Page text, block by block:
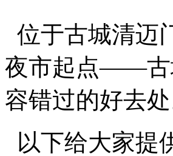
位于古城清迈
夜市起点——古
容错过的好去处
以下给大家提